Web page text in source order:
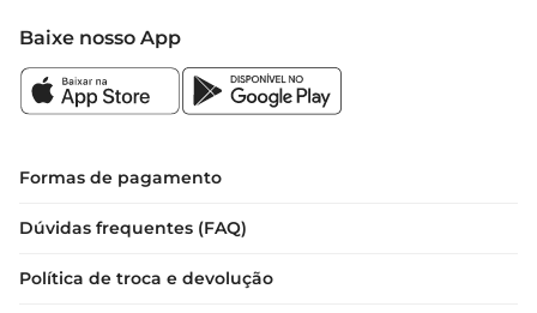
Baixe nosso App
Formas de pagamento
Dúvidas frequentes (FAQ)
Política de troca e devolução